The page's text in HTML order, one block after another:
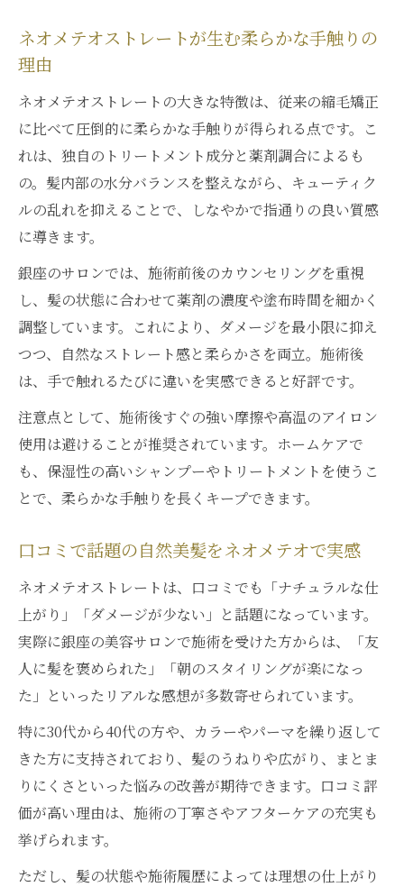
ネオメテオストレートが生む柔らかな手触りの
理由
ネオメテオストレートの大きな特徴は、従来の縮毛矯正
に比べて圧倒的に柔らかな手触りが得られる点です。こ
れは、独自のトリートメント成分と薬剤調合によるも
の。髪内部の水分バランスを整えながら、キューティク
ルの乱れを抑えることで、しなやかで指通りの良い質感
に導きます。
銀座のサロンでは、施術前後のカウンセリングを重視
し、髪の状態に合わせて薬剤の濃度や塗布時間を細かく
調整しています。これにより、ダメージを最小限に抑え
つつ、自然なストレート感と柔らかさを両立。施術後
は、手で触れるたびに違いを実感できると好評です。
注意点として、施術後すぐの強い摩擦や高温のアイロン
使用は避けることが推奨されています。ホームケアで
も、保湿性の高いシャンプーやトリートメントを使うこ
とで、柔らかな手触りを長くキープできます。
口コミで話題の自然美髪をネオメテオで実感
ネオメテオストレートは、口コミでも「ナチュラルな仕
上がり」「ダメージが少ない」と話題になっています。
実際に銀座の美容サロンで施術を受けた方からは、「友
人に髪を褒められた」「朝のスタイリングが楽になっ
た」といったリアルな感想が多数寄せられています。
特に30代から40代の方や、カラーやパーマを繰り返して
きた方に支持されており、髪のうねりや広がり、まとま
りにくさといった悩みの改善が期待できます。口コミ評
価が高い理由は、施術の丁寧さやアフターケアの充実も
挙げられます。
ただし、髪の状態や施術履歴によっては理想の仕上がり